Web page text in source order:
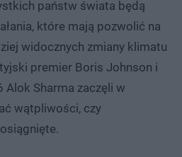
państw świata będą
które mają pozwolić na
widocznych zmiany klimatu
premier Boris Johnson i
Alok Sharma zaczęli w
wątpliwości, czy